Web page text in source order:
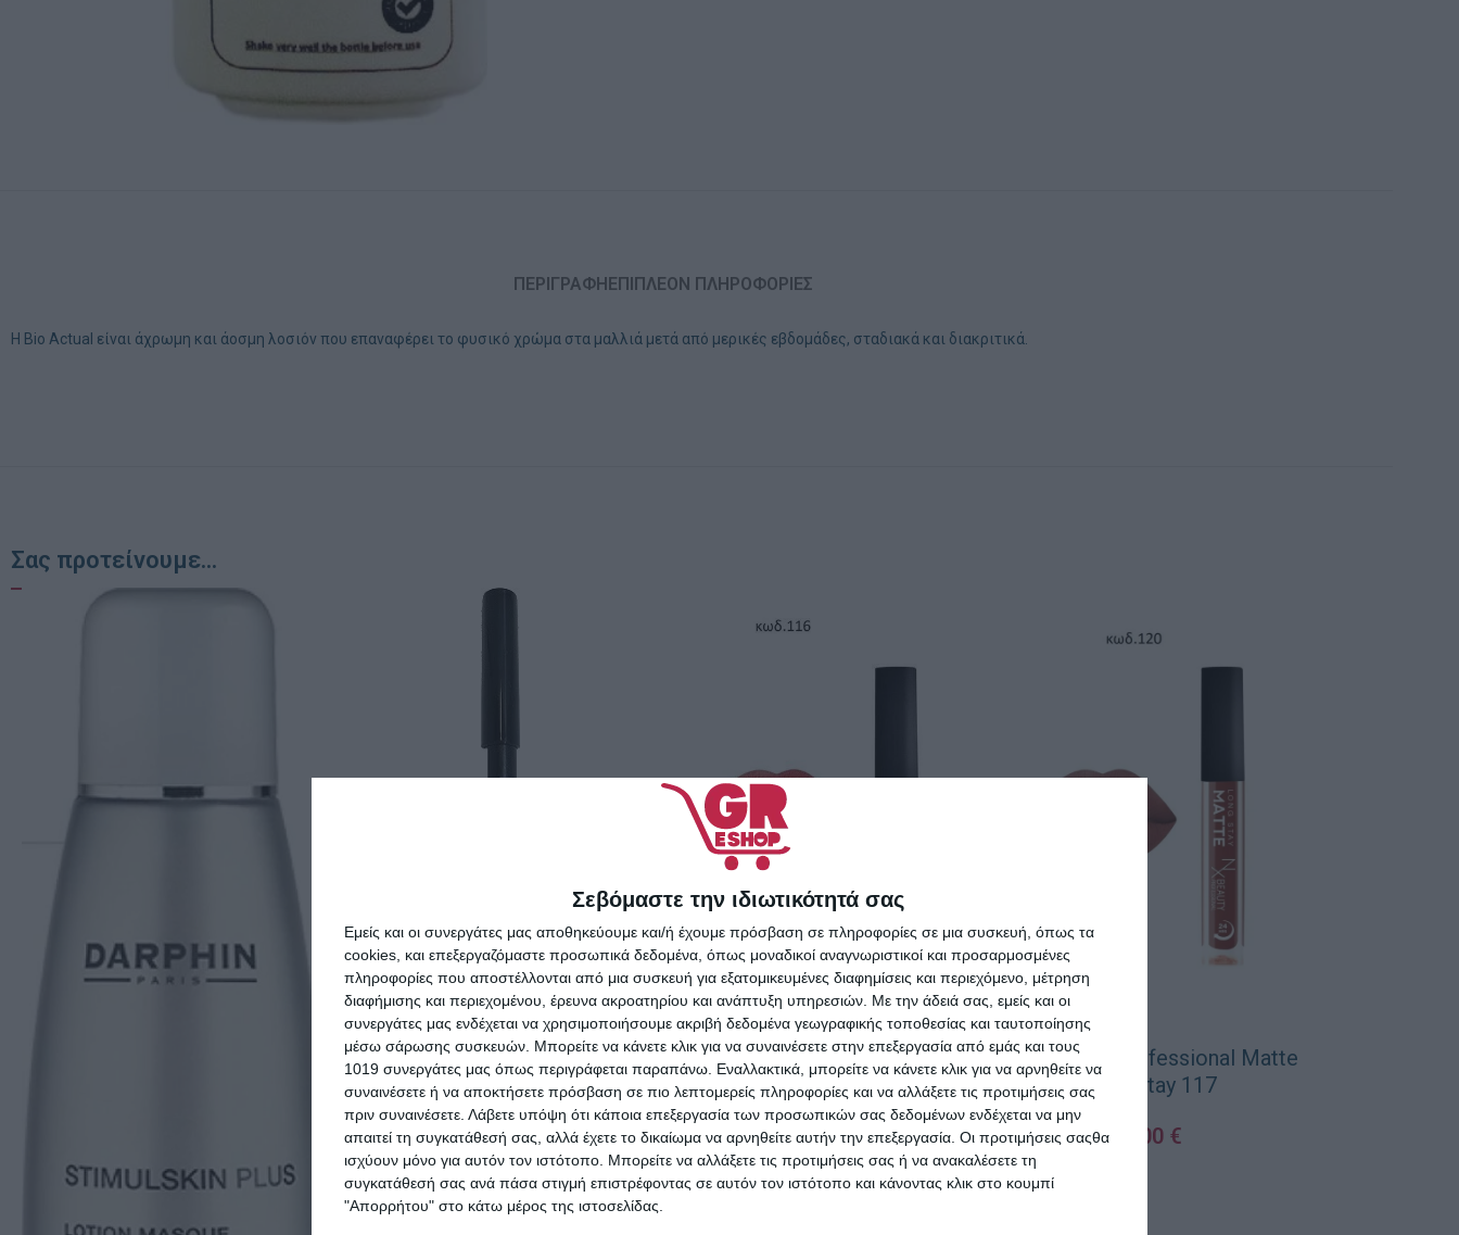
Σεβόμαστε την ιδιωτικότητά σας
Εμείς και οι συνεργάτες μας αποθηκεύουμε και/ή έχουμε πρόσβαση σε πληροφορίες σε μια συσκευή, όπως τα
cookies, και επεξεργαζόμαστε προσωπικά δεδομένα, όπως μοναδικοί αναγνωριστικοί και προσαρμοσμένες
πληροφορίες που αποστέλλονται από μια συσκευή για εξατομικευμένες διαφημίσεις και περιεχόμενο, μέτρηση
διαφήμισης και περιεχομένου, έρευνα ακροατηρίου και ανάπτυξη υπηρεσιών. Με την άδειά σας, εμείς και οι
συνεργάτες μας ενδέχεται να χρησιμοποιήσουμε ακριβή δεδομένα γεωγραφικής τοποθεσίας και ταυτοποίησης
μέσω σάρωσης συσκευών. Μπορείτε να κάνετε κλικ για να συναινέσετε στην επεξεργασία από εμάς και τους
1019 συνεργάτες μας όπως περιγράφεται παραπάνω. Εναλλακτικά, μπορείτε να κάνετε κλικ για να αρνηθείτε να
συναινέσετε ή να αποκτήσετε πρόσβαση σε πιο λεπτομερείς πληροφορίες και να αλλάξετε τις προτιμήσεις σας
πριν συναινέσετε. Λάβετε υπόψη ότι κάποια επεξεργασία των προσωπικών σας δεδομένων ενδέχεται να μην
απαιτεί τη συγκατάθεσή σας, αλλά έχετε το δικαίωμα να αρνηθείτε αυτήν την επεξεργασία. Οι προτιμήσεις σαςθα
ισχύουν μόνο για αυτόν τον ιστότοπο. Μπορείτε να αλλάξετε τις προτιμήσεις σας ή να ανακαλέσετε τη
συγκατάθεσή σας ανά πάσα στιγμή επιστρέφοντας σε αυτόν τον ιστότοπο και κάνοντας κλικ στο κουμπί
"Απορρήτου" στο κάτω μέρος της ιστοσελίδας.
ΠΕΡΙΓΡΑΦΉΕΠΙΠΛΈΟΝ ΠΛΗΡΟΦΟΡΊΕΣ
H Bio Actual είναι άχρωμη και άοσμη λοσιόν που επαναφέρει το φυσικό χρώμα στα μαλλιά μετά από μερικές εβδομάδες, σταδιακά και διακριτικά.
Σας προτείνουμε...
NX Beauty Professional Lip
Pencil 203 Iris Mauve
NX Beauty Professional Matte
Longstay 116
4,00€
ΠΡΟΣΘΉΚΗ ΣΤΟ ΚΑΛΆΘΙ
NX Beauty Professional Matte
Longstay 117
4,00 €
ΠΡΟΣΘΉΚΗ ΣΤΟ ΚΑΛΆΘΙ